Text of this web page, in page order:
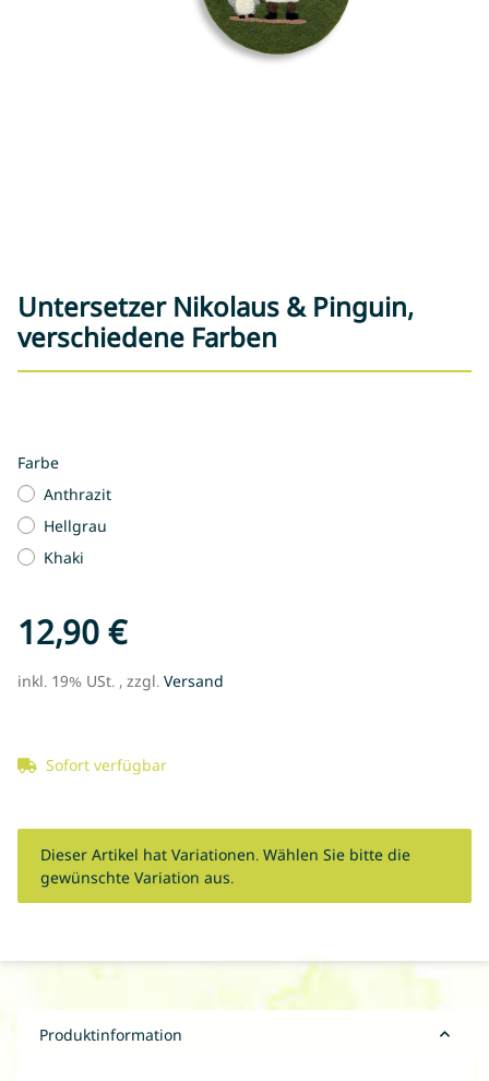
Untersetzer Nikolaus & Pinguin,
verschiedene Farben
Farbe
Anthrazit
Hellgrau
Khaki
12,90 €
inkl. 19% USt. , zzgl. Versand
Sofort verfügbar
x
Dieser Artikel hat Variationen. Wählen Sie bitte die
gewünschte Variation aus.
Produktinformation